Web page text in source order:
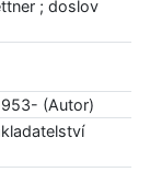
; doslov
(Autor)